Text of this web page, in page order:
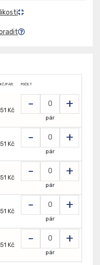
KČ/PÁR: POČET
51 Kč - +
pár
51 Kč - +
pár
51 Kč - +
pár
51 Kč - +
pár
51 Kč - +
pár